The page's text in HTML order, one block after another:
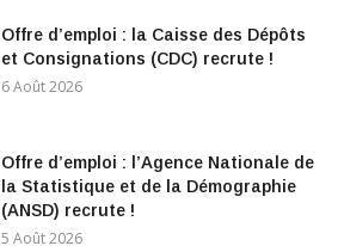
Offre d’emploi : la Caisse des Dépôts
et Consignations (CDC) recrute !
6 Août 2026
Offre d’emploi : l’Agence Nationale de
la Statistique et de la Démographie
(ANSD) recrute !
5 Août 2026